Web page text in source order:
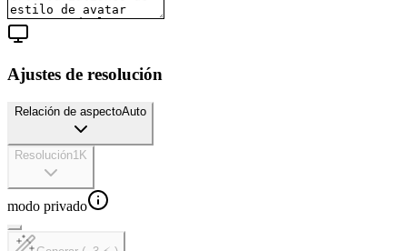
Ajustes de resolución
Relación de aspectoAuto
Resolución1K
modo privado